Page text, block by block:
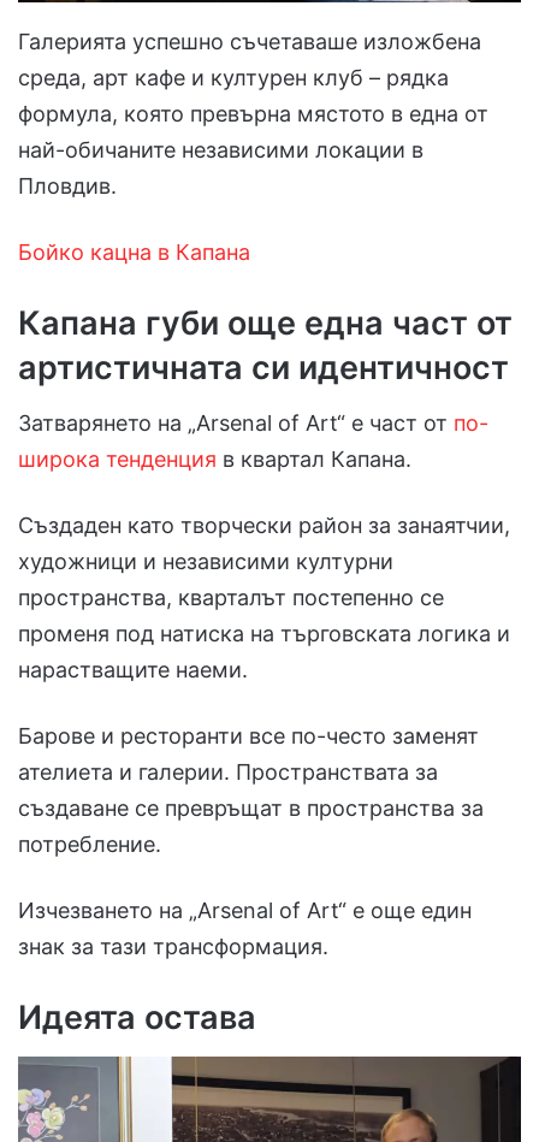
Галерията успешно съчетаваше изложбена
среда, арт кафе и културен клуб – рядка
формула, която превърна мястото в една от
най-обичаните независими локации в
Пловдив.
Бойко кацна в Капана
Капана губи още една част от
артистичната си идентичност
Затварянето на „Arsenal of Art“ е част от по-
широка тенденция в квартал Капана.
Създаден като творчески район за занаятчии,
художници и независими културни
пространства, кварталът постепенно се
променя под натиска на търговската логика и
нарастващите наеми.
Барове и ресторанти все по-често заменят
ателиета и галерии. Пространствата за
създаване се превръщат в пространства за
потребление.
Изчезването на „Arsenal of Art“ е още един
знак за тази трансформация.
Идеята остава